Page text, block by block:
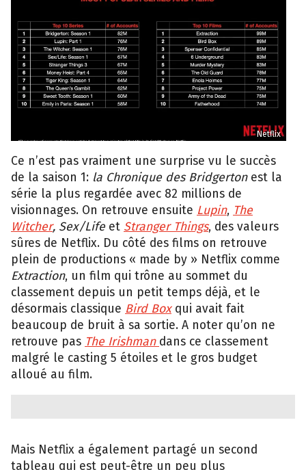
Netflix
Ce n’est pas vraiment une surprise vu le succès
de la saison 1: la Chronique des Bridgertonest la
série la plus regardée avec 82 millions de
visionnages. On retrouve ensuite Lupin, The
Witcher, Sex/Lifeet Stranger Things, des valeurs
sûres de Netflix. Du côté des films on retrouve
plein de productions « made by » Netflix comme
Extraction, un film qui trône au sommet du
classement depuis un petit temps déjà, et le
désormais classique Bird Boxqui avait fait
beaucoup de bruit à sa sortie. A noter qu’on ne
retrouve pas The Irishman dans ce classement
malgré le casting 5 étoiles et le gros budget
alloué au film.
Mais Netflix a également partagé un second
tableau qui est peut-être un peu plus